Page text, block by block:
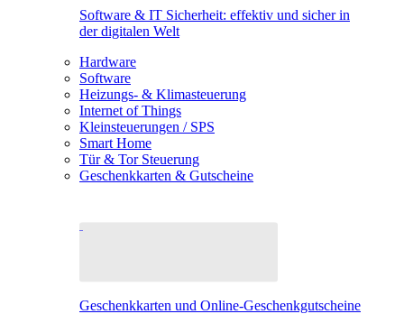
Software & IT Sicherheit: effektiv und sicher in
der digitalen Welt
Hardware
Software
Heizungs- & Klimasteuerung
Internet of Things
Kleinsteuerungen / SPS
Smart Home
Tür & Tor Steuerung
Geschenkkarten & Gutscheine
Geschenkkarten und Online-Geschenkgutscheine